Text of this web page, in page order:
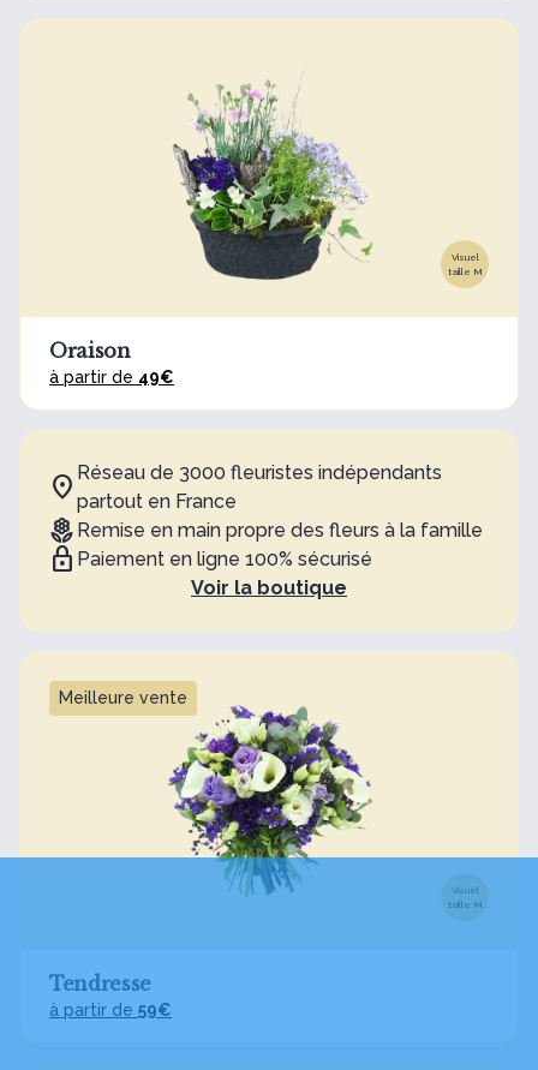
Réseau de 3000 fleuristes indépendants
partout en France
Remise en main propre des fleurs à la famille
Paiement en ligne 100% sécurisé
Voir la boutique
Visuel
taille M
Oraison
à partir de 49€
Meilleure vente
Visuel
taille M
Tendresse
à partir de 59€